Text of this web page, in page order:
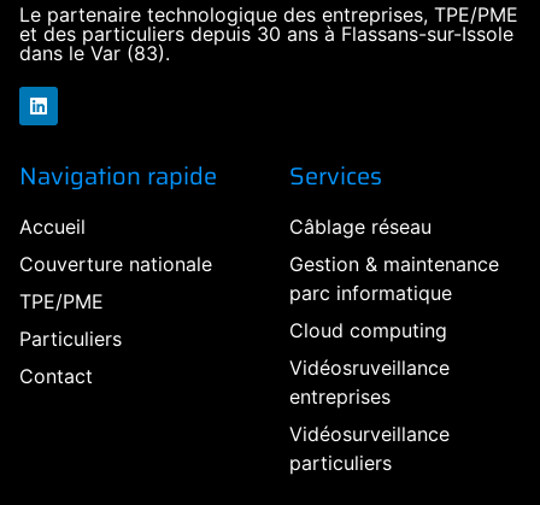
Le partenaire technologique des entreprises, TPE/PME
et des particuliers depuis 30 ans à Flassans-sur-Issole
dans le Var (83).
Navigation rapide
Accueil
Couverture nationale
TPE/PME
Particuliers
Contact
Services
Câblage réseau
Gestion & maintenance
parc informatique
Cloud computing
Vidéosruveillance
entreprises
Vidéosurveillance
particuliers